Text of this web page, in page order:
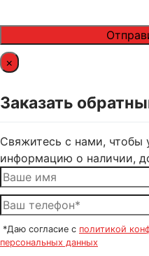
×
Заказать
Свяжитесь с нами, чтобы
информацию о наличии,
*Даю согласие с политикой
персональных данных